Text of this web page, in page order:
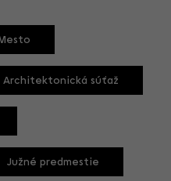
Architektonická súťaž
Južné predmestie